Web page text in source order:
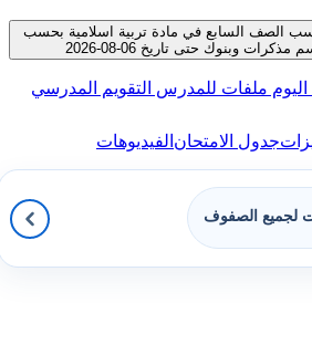
الصف السابع في مادة تربية اسلامية بحسب
وبنوك حتى تاريخ 06-08-2026
ملفات للمدرسالتقويم المدرسي
جدول الامتحانالفيديوهات
لجميع الصفوف